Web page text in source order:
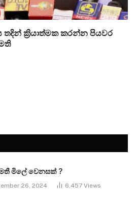
තදින් ක්‍රියාත්මක කරන්න පියවර
මිලේ වෙනසක් ?
26, 2024 6,457 Views